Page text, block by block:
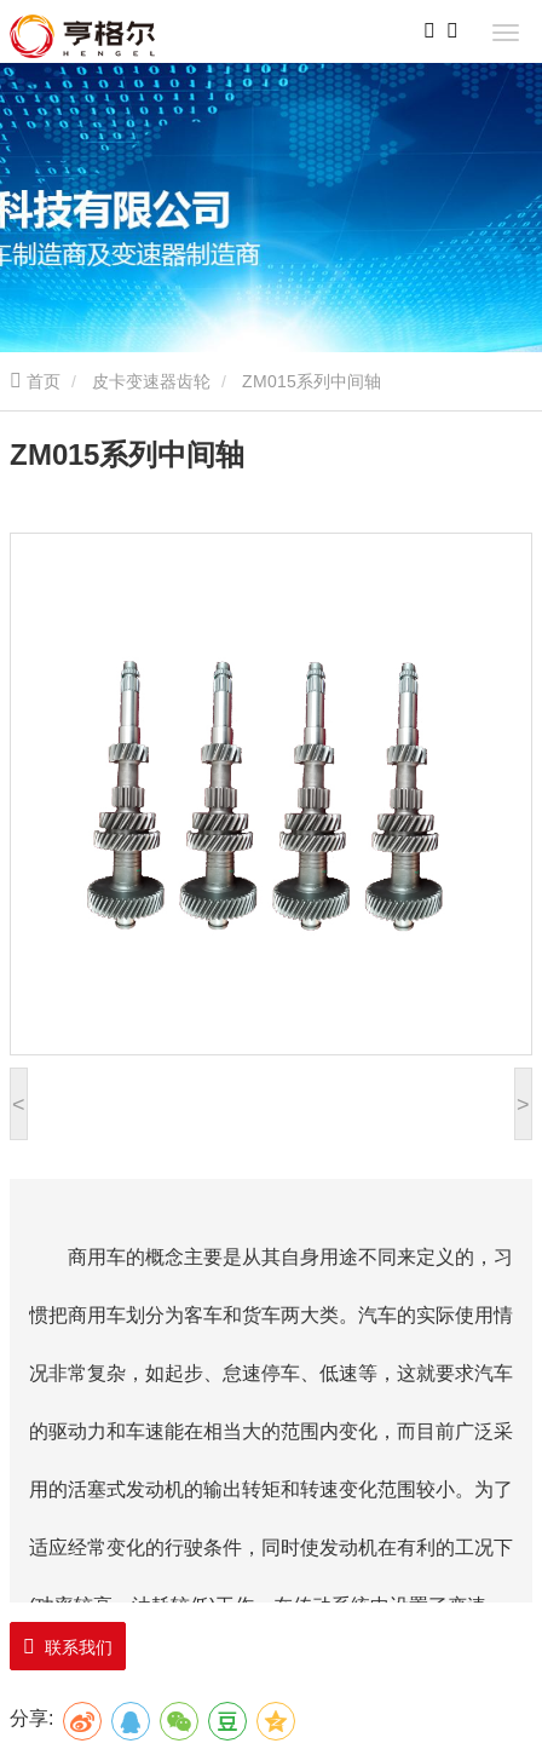
首页 皮卡变速器齿轮 ZM015系列中间轴
< >
ZM015系列中间轴
商用车的概念主要是从其自身用途不同来定义的，习
惯把商用车划分为客车和货车两大类。汽车的实际使用情
况非常复杂，如起步、怠速停车、低速等，这就要求汽车
的驱动力和车速能在相当大的范围内变化，而目前广泛采
用的活塞式发动机的输出转矩和转速变化范围较小。为了
适应经常变化的行驶条件，同时使发动机在有利的工况下
(功率较高、油耗较低)工作，在传动系统中设置了变速
器。 变速器是汽车传动系统的主要组成之一，是用来改
变来自发动机的转速和转矩的机构，它能固定或分档改变
联系我们
分享: